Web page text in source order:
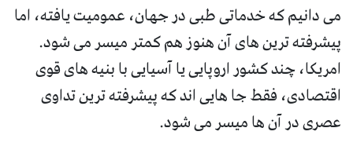
می دانیم که خدماتی طبی در جهان، عمومیت یافته، اما
پیشرفته ترین های آن هنوز هم کمتر میسر می شود.
امریکا، چند کشور اروپایی یا آسیایی با بنیه های قوی
اقتصادی، فقط جا هایی اند که پیشرفته ترین تداوی
عصری در آن ها میسر می شود.